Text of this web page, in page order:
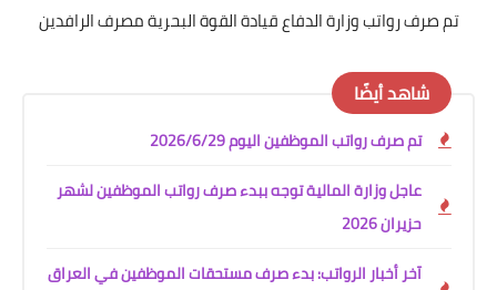
تم صرف رواتب وزارة الدفاع قيادة القوة البحرية مصرف الرافدين
شاهد أيضًا
تم صرف رواتب الموظفين اليوم 2026/6/29
عاجل وزارة المالية توجه ببدء صرف رواتب الموظفين لشهر
حزيران 2026
آخر أخبار الرواتب: بدء صرف مستحقات الموظفين في العراق